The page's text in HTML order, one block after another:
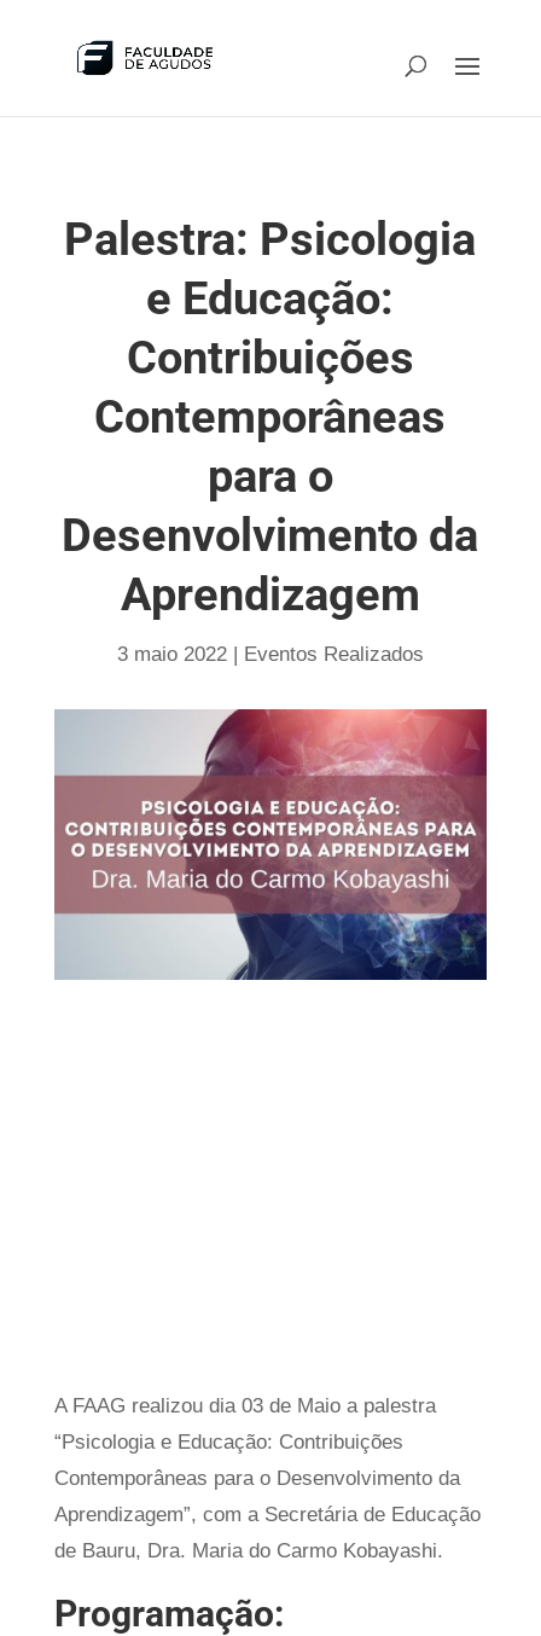
Palestra: Psicologia
e Educação:
Contribuições
Contemporâneas
para o
Desenvolvimento da
Aprendizagem
3 maio 2022| Eventos Realizados
A FAAG realizou dia 03 de Maio a palestra
“Psicologia e Educação: Contribuições
Contemporâneas para o Desenvolvimento da
Aprendizagem”, com a Secretária de Educação
de Bauru, Dra. Maria do Carmo Kobayashi.
Programação: